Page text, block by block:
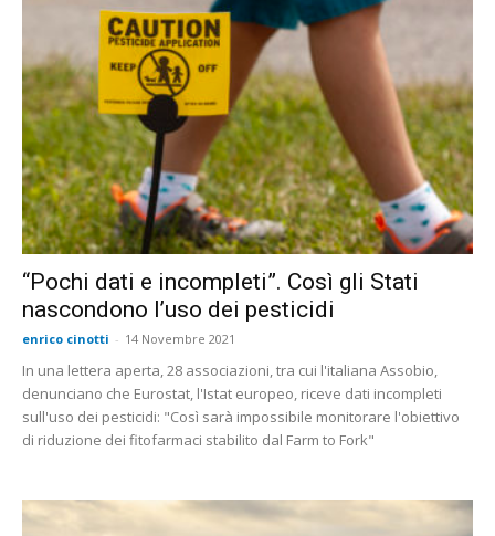
“Pochi dati e incompleti”. Così gli Stati
nascondono l’uso dei pesticidi
enrico cinotti - 14 Novembre 2021
In una lettera aperta, 28 associazioni, tra cui l'italiana Assobio,
denunciano che Eurostat, l'Istat europeo, riceve dati incompleti
sull'uso dei pesticidi: "Così sarà impossibile monitorare l'obiettivo
di riduzione dei fitofarmaci stabilito dal Farm to Fork"